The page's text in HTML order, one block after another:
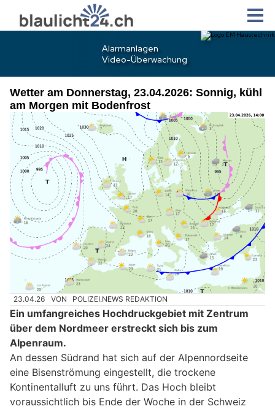
Wetter am Donnerstag, 23.04.2026: Sonnig, kühl
am Morgen mit Bodenfrost
23.04.26 VON POLIZEI.NEWS REDAKTION
Ein umfangreiches Hochdruckgebiet mit Zentrum
über dem Nordmeer erstreckt sich bis zum
Alpenraum.
An dessen Südrand hat sich auf der Alpennordseite
eine Bisenströmung eingestellt, die trockene
Kontinentalluft zu uns führt. Das Hoch bleibt
voraussichtlich bis Ende der Woche in der Schweiz